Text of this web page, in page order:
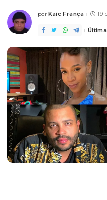
Posted
por Kaic França 19